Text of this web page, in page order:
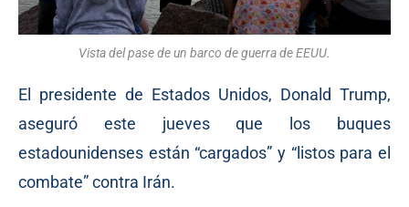
Vista del pase de un barco de guerra de EEUU.
El presidente de Estados Unidos, Donald Trump,
aseguró este jueves que los buques
estadounidenses están “cargados” y “listos para el
combate” contra Irán.